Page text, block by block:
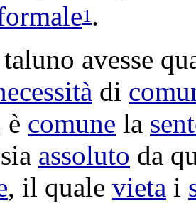
1 .
avesse
di
è comune la
assoluto da
, il quale vieta i